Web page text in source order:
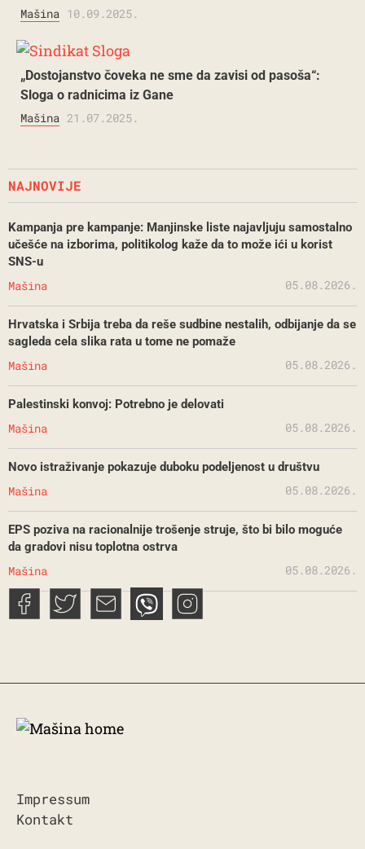
Mašina 10.09.2025.
„Dostojanstvo čoveka ne sme da zavisi od pasoša“:
Sloga o radnicima iz Gane
Mašina 21.07.2025.
NAJNOVIJE
Kampanja pre kampanje: Manjinske liste najavljuju samostalno
učešće na izborima, politikolog kaže da to može ići u korist
SNS-u
Mašina 05.08.2026.
Hrvatska i Srbija treba da reše sudbine nestalih, odbijanje da se
sagleda cela slika rata u tome ne pomaže
Mašina 05.08.2026.
Palestinski konvoj: Potrebno je delovati
Mašina 05.08.2026.
Novo istraživanje pokazuje duboku podeljenost u društvu
Mašina 05.08.2026.
EPS poziva na racionalnije trošenje struje, što bi bilo moguće
da gradovi nisu toplotna ostrva
Mašina 05.08.2026.
Impressum
Kontakt